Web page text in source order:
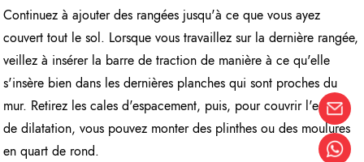
Continuez à ajouter des rangées jusqu'à ce que vous ayez
couvert tout le sol. Lorsque vous travaillez sur la dernière rangée,
veillez à insérer la barre de traction de manière à ce qu'elle
s'insère bien dans les dernières planches qui sont proches du
mur. Retirez les cales d'espacement, puis, pour couvrir l'espace
de dilatation, vous pouvez monter des plinthes ou des moulures
en quart de rond.